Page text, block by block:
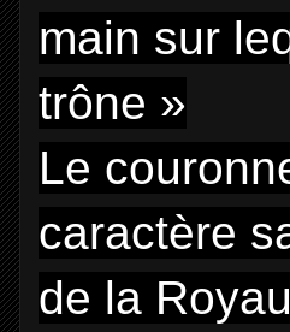
main sur
trône »
Le
caractère
de la